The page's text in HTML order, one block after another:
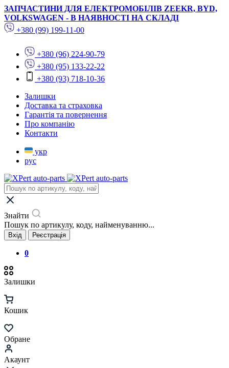
ЗАПЧАСТИНИ ДЛЯ ЕЛЕКТРОМОБІЛІВ ZEEKR, BYD,
VOLKSWAGEN - В НАЯВНОСТІ НА СКЛАДІ
+380 (99) 199-11-00
+380 (96) 224-90-79
+380 (95) 133-22-22
+380 (93) 718-10-36
Залишки
Доставка та страховка
Гарантія та повернення
Про компанію
Контакти
укр
рус
Знайти
Пошук по артикулу, коду, найменуванню...
Вхід Реєстрація
0
Залишки
Кошик
Обране
Акаунт